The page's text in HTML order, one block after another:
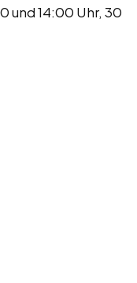
und 14:00 Uhr, 30